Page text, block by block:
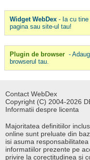
Widget WebDex- Ia cu tine
pagina sau site-ul tau!
Plugin de browser -
browserul tau.
Contact WebDex
Copyright (C) 2004-2026
Informatii despre licenta
Majoritatea definitiilor
online sunt preluate din
isi asuma
informatiilor prezente pe
privire la corectitudinea si